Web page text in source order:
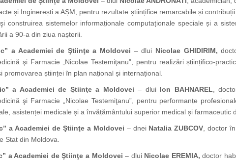
și Inginerești a AȘM, pentru rezultate științifice remarcabile și
construirea sistemelor informaționale computaționale speciale și a
a 90-a din ziua nașterii.
a Academiei de Ştiinţe a Moldovei – dlui Nicolae GHIDIRIM,
şi Farmacie „Nicolae Testemiţanu”, pentru realizări științifico-
promovarea științei în plan național și internațional.
a Academiei de Ştiinţe a Moldovei – dlui Ion BAHNAREL ,
şi Farmacie „Nicolae Testemiţanu”, pentru performanțe
asistenței medicale și a învățământului superior medical și farmaceutic
a Academiei de Ştiinţe a Moldovei – dnei Natalia ZUBCOV , doctor
Stat din Moldova.
a Academiei de Ştiinţe a Moldovei – dlui Nicolae EREMIA, doctor